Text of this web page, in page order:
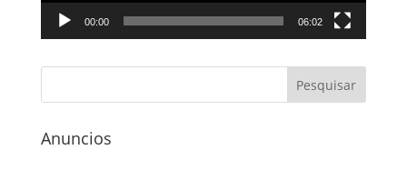
00:00 06:02
Anuncios